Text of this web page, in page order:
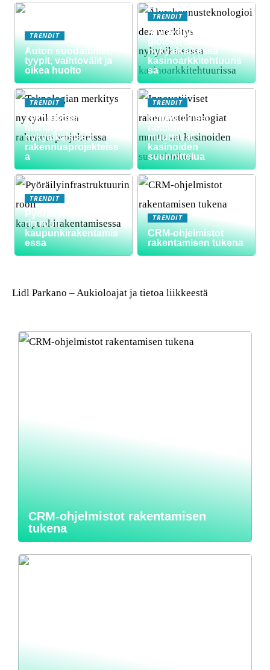
TRENDIT
Auton suodattimet:
tyypit, vaihtovälit ja
oikea huolto
TRENDIT
Älyrakennusteknolo
gioiden merkitys
nykyaikaisessa
kasinoarkkitehtuuris
sa
TRENDIT
Teknologian
merkitys
nykyaikaisissa
rakennusprojekteiss
a
TRENDIT
Innovatiiviset
rakennusteknologiat
muuttavat
kasinoiden
suunnittelua
TRENDIT
Pyöräilyinfrastruktuu
rin rooli
kaupunkirakentamis
essa
TRENDIT
CRM-ohjelmistot
rakentamisen tukena
Lidl Parkano – Aukioloajat ja tietoa liikkeestä
CRM-ohjelmistot rakentamisen
tukena